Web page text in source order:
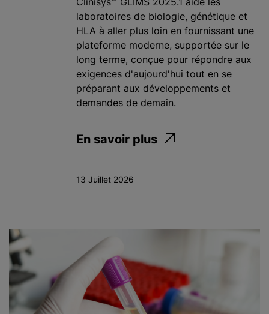
laboratoires de biologie, génétique et
HLA à aller plus loin en fournissant une
plateforme moderne, supportée sur le
long terme, conçue pour répondre aux
exigences d'aujourd'hui tout en se
préparant aux développements et
demandes de demain.
En savoir plus
13 Juillet 2026